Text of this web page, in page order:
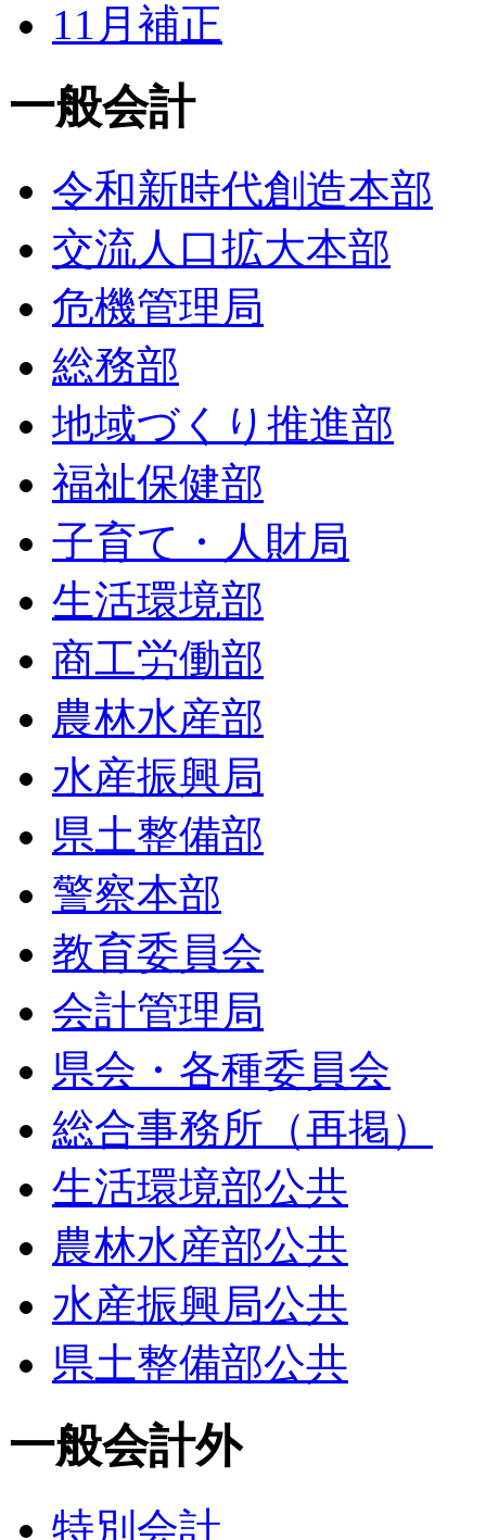
11月補正
一般会計
令和新時代創造本部
交流人口拡大本部
危機管理局
総務部
地域づくり推進部
福祉保健部
子育て・人財局
生活環境部
商工労働部
農林水産部
水産振興局
県土整備部
警察本部
教育委員会
会計管理局
県会・各種委員会
総合事務所（再掲）
生活環境部公共
農林水産部公共
水産振興局公共
県土整備部公共
一般会計外
特別会計